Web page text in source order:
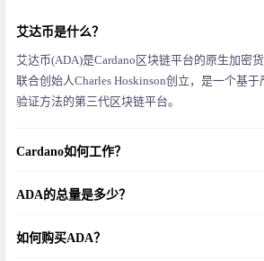
艾达币是什么？
艾达币(ADA)是Cardano区块链平台的原生加密
联合创始人Charles Hoskinson创立，是一个基
验证方法的第三代区块链平台。
Cardano如何工作？
节能。网络通过分层架构处理交易和智能合约，
ADA的总量是多少？
释放。目前流通量约为337亿枚，占总量的75%左
如何购买ADA？